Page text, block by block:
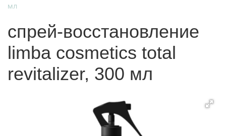
мл
спрей-восстановление
limba cosmetics total
revitalizer, 300 мл